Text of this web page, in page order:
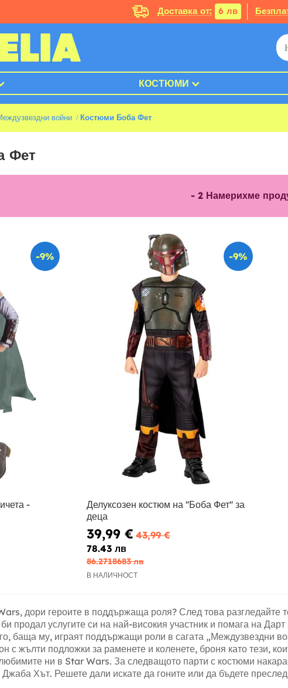
Доставка от: 6 лв
КОСТЮМИ
войни Костюми Боба Фет
Фет
- 2 Намерихме
-9%
-
-9%
Делуксозен костюм на ''Боба Фет'' за
деца
39,99 € 43,99 €
78.43 лв
86.2718683 лв
В НАЛИЧНОСТ
дори героите в поддържаща роля? След това
продал услугите си на най-високия участник и помага на
баща му, играят поддържащи роли в сагата „Междузвездни
с жълти подложки за раменете и коленете, броня като тези,
ни в Star Wars. За следващото парти с костюми
Хът. Решете дали искате да гоните или да бъдете